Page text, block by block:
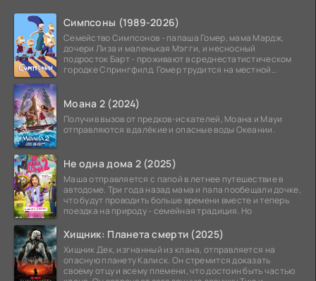
Симпсоны (1989-2026)
Семейство Симпсонов - папаша Гомер, мама Мардж,
дочери Лиза и маленькая Мэгги, и несносный
подросток Барт - проживают в среднестатистическом
городке Спрингфилд. Гомер трудится на местной
Моана 2 (2024)
Получив вызов от предков-искателей, Моана и Мауи
отправляются в далёкие и опасные воды Океании.
Не одна дома 2 (2025)
Маша отправляется с папой в летнее путешествие в
автодоме. Три года назад мама и папа пообещали дочке,
что будут проводить больше времени вместе и теперь
поездка на природу - семейная традиция. Но
Хищник: Планета смерти (2025)
Хищник Дек, изгнанный из клана, отправляется на
опасную планету Калиск. Он стремится доказать
своему отцу и всему племени, что достоин быть частью